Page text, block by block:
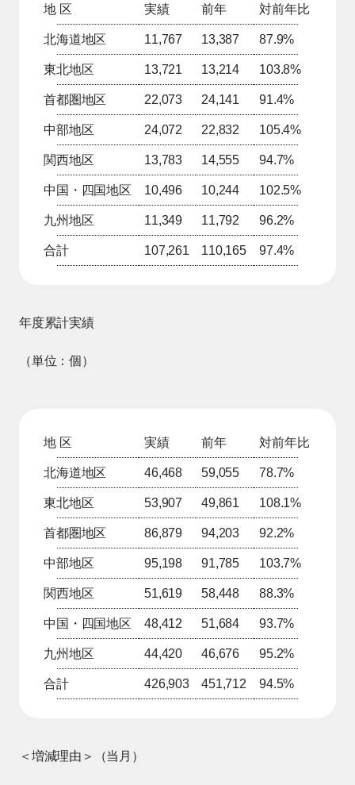
地 区 実績 前年 対前年比
北海道地区 11,767 13,387 87.9%
東北地区 13,721 13,214 103.8%
首都圏地区 22,073 24,141 91.4%
中部地区 24,072 22,832 105.4%
関西地区 13,783 14,555 94.7%
中国・四国地区 10,496 10,244 102.5%
九州地区 11,349 11,792 96.2%
合計 107,261 110,165 97.4%
年度累計実績
（単位：個）
地 区 実績 前年 対前年比
北海道地区 46,468 59,055 78.7%
東北地区 53,907 49,861 108.1%
首都圏地区 86,879 94,203 92.2%
中部地区 95,198 91,785 103.7%
関西地区 51,619 58,448 88.3%
中国・四国地区 48,412 51,684 93.7%
九州地区 44,420 46,676 95.2%
合計 426,903 451,712 94.5%
＜増減理由＞（当月）